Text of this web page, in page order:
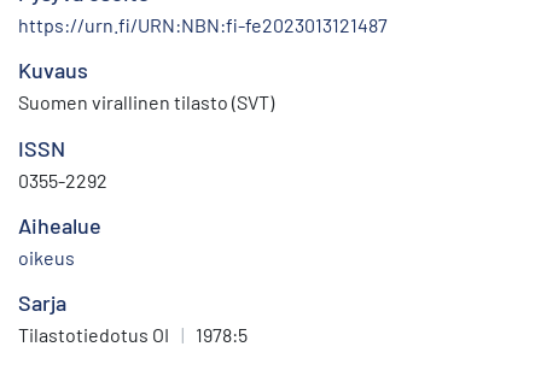
https://urn.fi/URN:NBN:fi-fe2023013121487
Kuvaus
Suomen virallinen tilasto (SVT)
ISSN
0355-2292
Aihealue
oikeus
Sarja
Tilastotiedotus OI | 1978:5